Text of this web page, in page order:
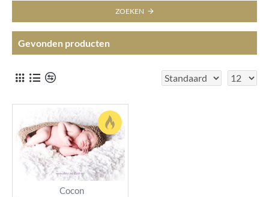
ZOEKEN
Gevonden producten
Cocon